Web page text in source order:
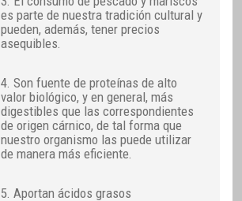
es parte de nuestra tradición cultural y
pueden, además, tener precios
asequibles.
4. Son fuente de proteínas de alto
valor biológico, y en general, más
digestibles que las correspondientes
de origen cárnico, de tal forma que
nuestro organismo las puede utilizar
de manera más eficiente.
5. Aportan ácidos grasos